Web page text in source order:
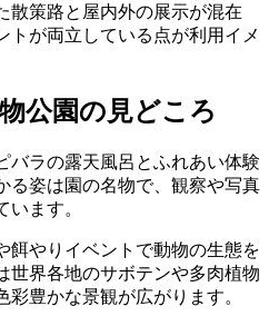
散策路と屋内外の展示が混在
トが両立している点が利用イメ
公園の見どころ
バラの露天風呂とふれあい体験
る姿は園の名物で、観察や写真
ます。
餌やりイベントで動物の生態を
世界各地のサボテンや多肉植物
豊かな景観が広がります。